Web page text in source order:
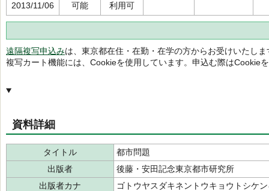
2013/11/06
可能 利用可
遠隔複写申込みは、東京都在住・在勤・在学の方からお受けいたしま
複写カート機能には、Cookieを使用しています。申込む際はCookie
資料詳細
タイトル
都市問題
出版者
後藤・安田記念東京都市研究所
出版者カナ
ゴトウヤスダキネントウキョウトシケ